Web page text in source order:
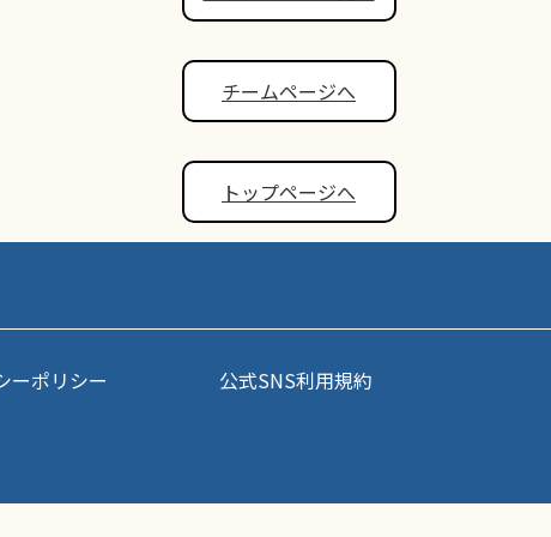
チームページへ
トップページへ
ーポリシー
公式SNS利用規約